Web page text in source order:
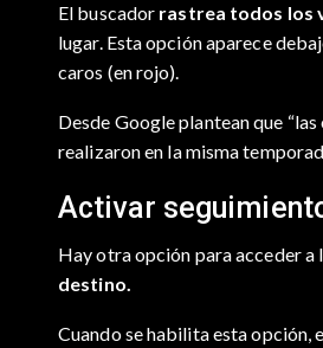
El buscador rastrea todos los
lugar. Esta opción aparece
caros (en rojo).
Desde Google plantean que
realizaron en la misma
Activar
Hay otra opción para acceder a
destino.
Cuando se habilita esta opción,